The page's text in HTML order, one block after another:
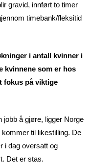
gravid, innført to timer
timebank/fleksitid
i antall kvinner i
kvinnene som er hos
fokus på viktige
å gjøre, ligger Norge
kommer til likestilling. De
i dag oversatt og
Det er stas.